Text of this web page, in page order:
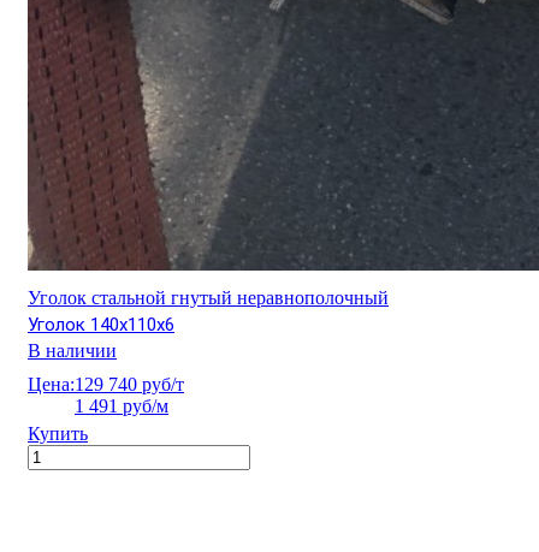
Уголок стальной гнутый неравнополочный
Уголок 140х110х6
В наличии
Цена:129 740 руб/т
1 491 руб/м
Купить